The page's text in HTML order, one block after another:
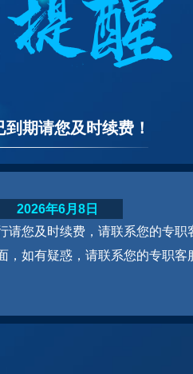
期请您及时续费！
请您及时续费，请联系您的专职
，如有疑惑，请联系您的专职客
2026年6月8日